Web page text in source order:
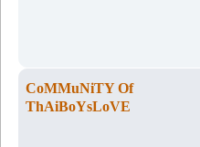
CoMMuNiTY Of
ThAiBoYsLoVE